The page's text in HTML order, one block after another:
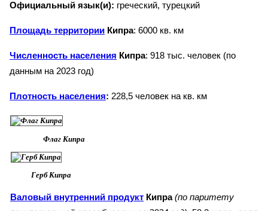
Официальный язык(и): греческий, турецкий
Площадь территории Кипра: 6000 кв. км
Численность населения Кипра: 918 тыс. человек (по
данным на 2023 год)
Плотность населения: 228,5 человек на кв. км
Флаг Кипра
Герб Кипра
Валовый внутренний продукт Кипра (по паритету